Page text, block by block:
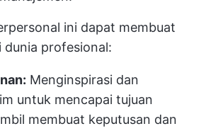
ini dapat membuat
dunia profesional:
Menginspirasi dan
untuk mencapai tujuan
membuat keputusan dan